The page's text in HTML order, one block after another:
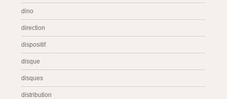
dino
direction
dispositif
disque
disques
distribution